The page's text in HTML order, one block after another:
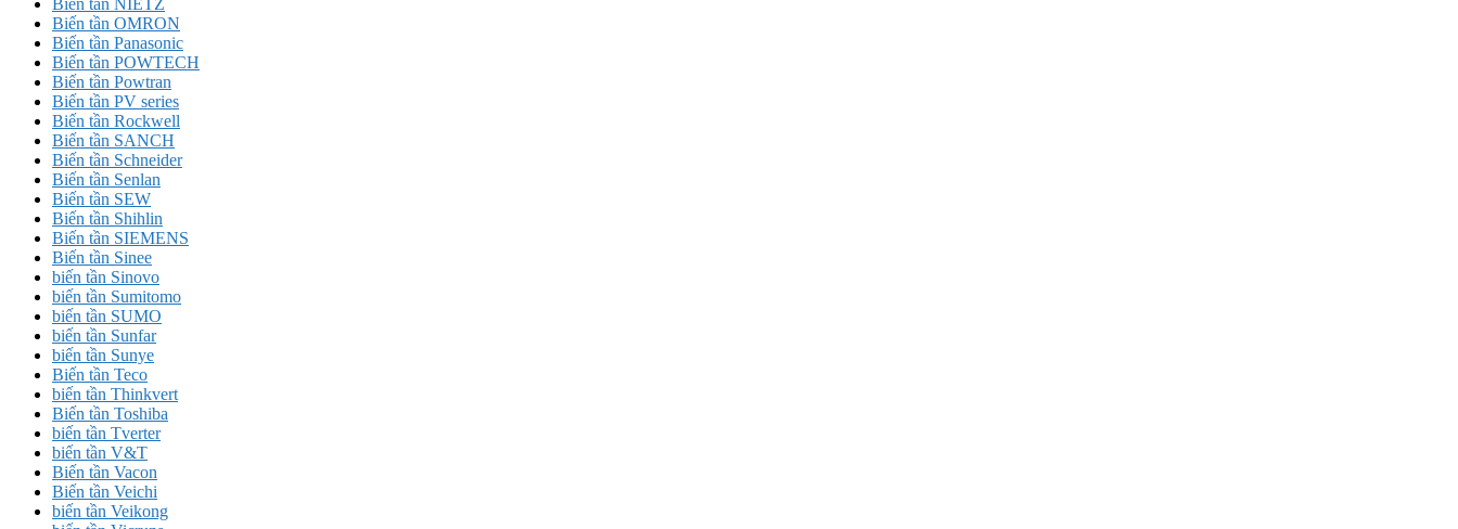
Biến tần OMRON
Biến tần Panasonic
Biến tần POWTECH
Biến tần Powtran
Biến tần PV series
Biến tần Rockwell
Biến tần SANCH
Biến tần Schneider
Biến tần Senlan
Biến tần SEW
Biến tần Shihlin
Biến tần SIEMENS
Biến tần Sinee
biến tần Sinovo
biến tần Sumitomo
biến tần SUMO
biến tần Sunfar
biến tần Sunye
Biến tần Teco
biến tần Thinkvert
Biến tần Toshiba
biến tần Tverter
biến tần V&T
Biến tần Vacon
Biến tần Veichi
biến tần Veikong